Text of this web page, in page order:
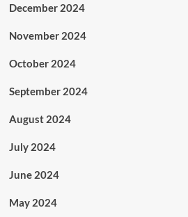
December 2024
November 2024
October 2024
September 2024
August 2024
July 2024
June 2024
May 2024